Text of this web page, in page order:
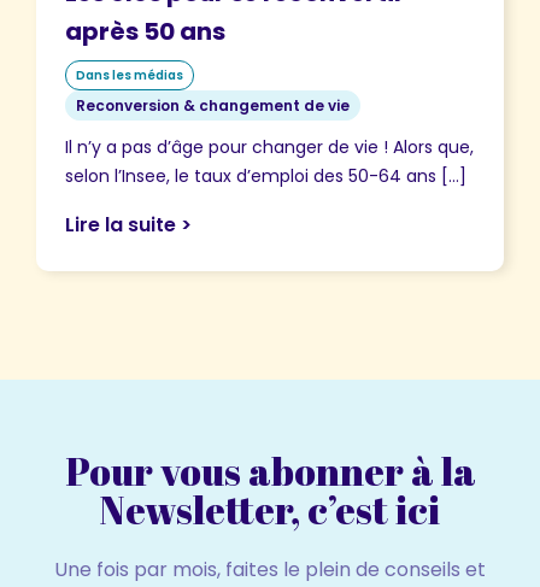
après 50 ans
Dans les médias
Reconversion & changement de vie
Il n’y a pas d’âge pour changer de vie ! Alors que,
selon l’Insee, le taux d’emploi des 50-64 ans […]
Lire la suite >
Pour vous abonner à la
Newsletter, c’est ici
Une fois par mois, faites le plein de conseils et